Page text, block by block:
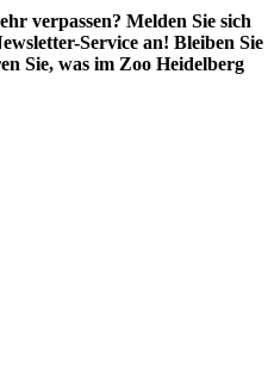
verpassen? Melden Sie sich
Service an! Bleiben Sie
Sie, was im Zoo Heidelberg